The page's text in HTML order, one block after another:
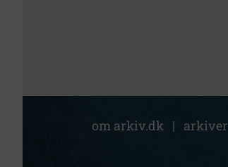
om arkiv.dk | arkiver